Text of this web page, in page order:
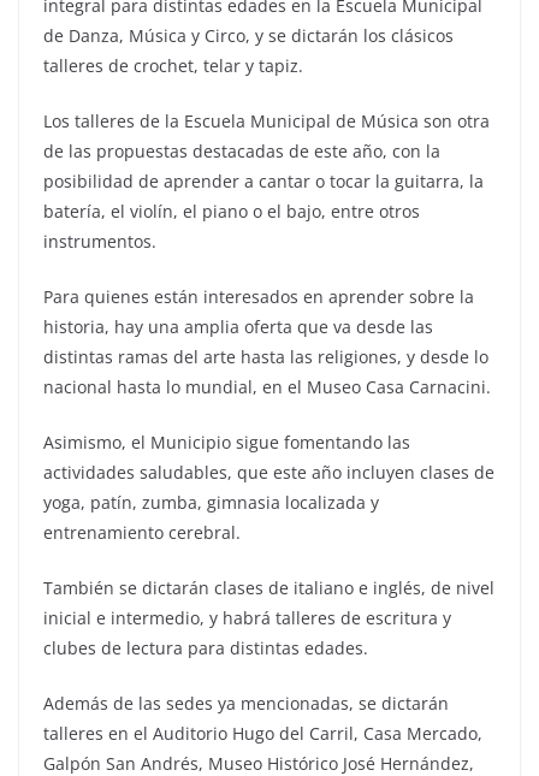
integral para distintas edades en la Escuela Municipal
de Danza, Música y Circo, y se dictarán los clásicos
talleres de crochet, telar y tapiz.
Los talleres de la Escuela Municipal de Música son otra
de las propuestas destacadas de este año, con la
posibilidad de aprender a cantar o tocar la guitarra, la
batería, el violín, el piano o el bajo, entre otros
instrumentos.
Para quienes están interesados en aprender sobre la
historia, hay una amplia oferta que va desde las
distintas ramas del arte hasta las religiones, y desde lo
nacional hasta lo mundial, en el Museo Casa Carnacini.
Asimismo, el Municipio sigue fomentando las
actividades saludables, que este año incluyen clases de
yoga, patín, zumba, gimnasia localizada y
entrenamiento cerebral.
También se dictarán clases de italiano e inglés, de nivel
inicial e intermedio, y habrá talleres de escritura y
clubes de lectura para distintas edades.
Además de las sedes ya mencionadas, se dictarán
talleres en el Auditorio Hugo del Carril, Casa Mercado,
Galpón San Andrés, Museo Histórico José Hernández,